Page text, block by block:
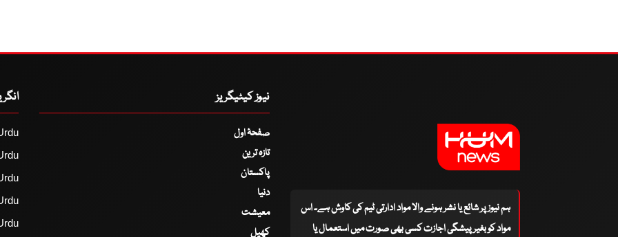
ہم نیوز پر شائع یا نشر ہونے والا مواد ادارتی ٹیم کی کاوش ہے۔ اس
مواد کو بغیر پیشگی اجازت کسی بھی صورت میں استعمال یا
نیوز کیٹیگریز
صفحۂ اول
تازہ ترین
پاکستان
دنیا
معیشت
کھیل